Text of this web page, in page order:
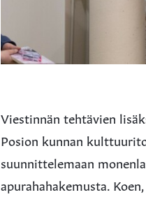
Viestinnän tehtävien
Posion kunnan
suunnittelemaan
apurahahakemusta.